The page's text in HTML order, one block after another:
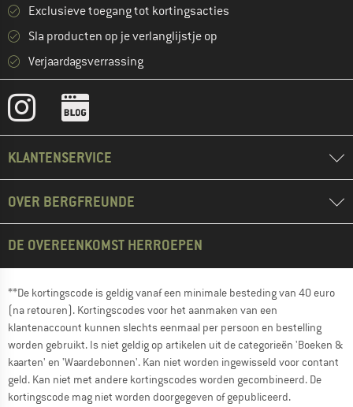
Exclusieve toegang tot kortingsacties
Sla producten op je verlanglijstje op
Verjaardagsverrassing
KLANTENSERVICE
OVER BERGFREUNDE
DE OVEREENKOMST HERROEPEN
**De kortingscode is geldig vanaf een minimale besteding van 40 euro
(na retouren). Kortingscodes voor het aanmaken van een
klantenaccount kunnen slechts eenmaal per persoon en bestelling
worden gebruikt. Is niet geldig op artikelen uit de categorieën 'Boeken &
kaarten' en 'Waardebonnen'. Kan niet worden ingewisseld voor contant
geld. Kan niet met andere kortingscodes worden gecombineerd. De
kortingscode mag niet worden doorgegeven of gepubliceerd.